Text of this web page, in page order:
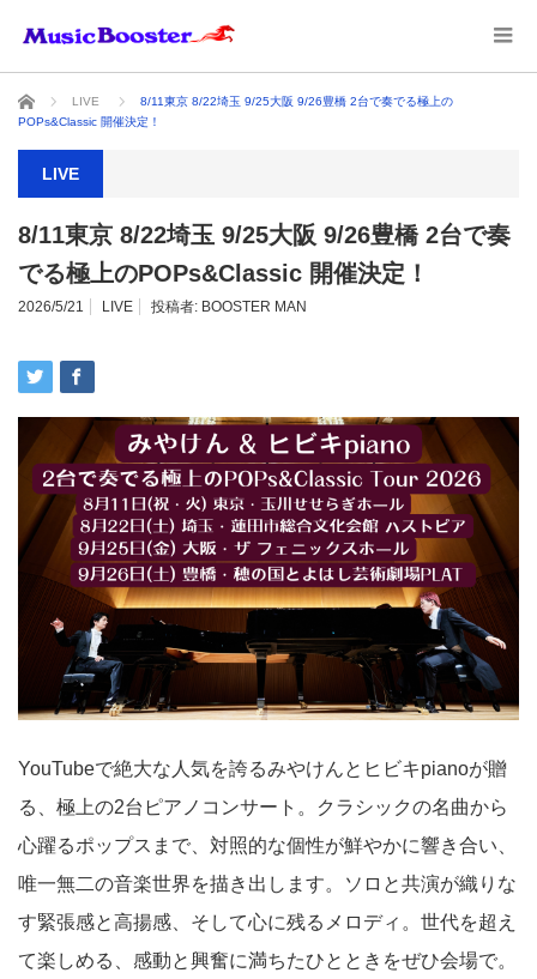
ホーム LIVE
8/11東京 8/22埼玉 9/25大阪 9/26豊橋 2台で奏でる極上の
POPs&Classic 開催決定！
LIVE
8/11東京 8/22埼玉 9/25大阪 9/26豊橋 2台で奏
でる極上のPOPs&Classic 開催決定！
2026/5/21 LIVE 投稿者: BOOSTER MAN
YouTubeで絶大な人気を誇るみやけんと ヒビキpianoが贈
る、極上の2台ピアノコンサート。クラシックの名曲から
心躍るポップスまで、対照的な個性が鮮やかに響き合い、
唯一無二の音楽世界を描き出します。ソロと共演が織りな
す緊張感と高揚感、そして心に残るメロディ。世代を超え
て楽しめる、感動と興奮に満ちたひとときをぜひ会場で。